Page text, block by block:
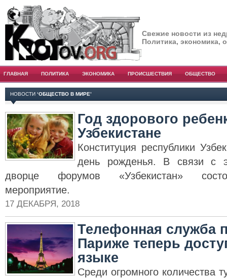
Свежие новости из
Политика, экономика,
ГЛАВНАЯ ПОЛИТИКА ЭКОНОМИКА ПРОИСШЕСТВИЯ ОБЩЕСТВО
НОВОСТИ ‘ОБЩЕСТВО В МИРЕ’
Год здорового
Узбекистане
Конституция республики
день рожденья. В связи с
дворце форумов «Узбекистан»
мероприятие.
17 ДЕКАБРЯ, 2018
Телефонная служба
Париже теперь
языке
Среди огромного количества